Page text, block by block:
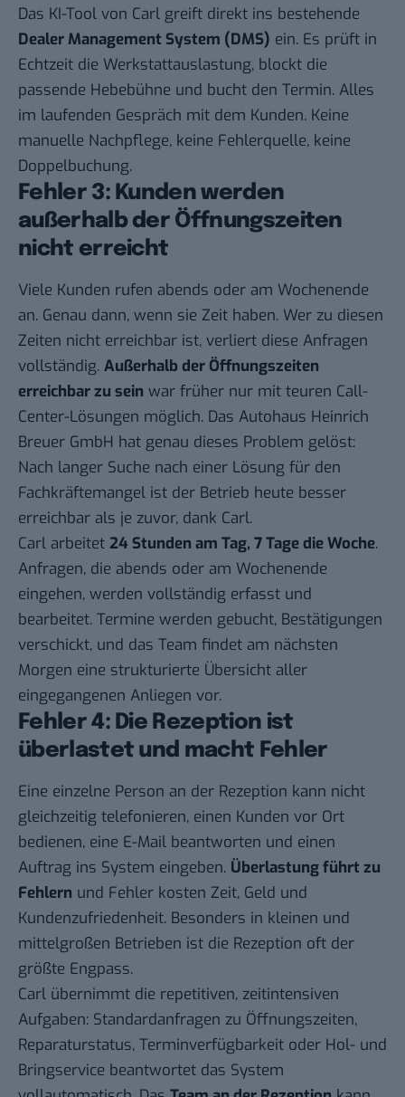
Das KI-Tool von Carl greift direkt ins bestehende
Dealer Management System (DMS) ein. Es prüft in
Echtzeit die Werkstattauslastung, blockt die
passende Hebebühne und bucht den Termin. Alles
im laufenden Gespräch mit dem Kunden. Keine
manuelle Nachpflege, keine Fehlerquelle, keine
Doppelbuchung.
Fehler 3: Kunden werden
außerhalb der Öffnungszeiten
nicht erreicht
Viele Kunden rufen abends oder am Wochenende
an. Genau dann, wenn sie Zeit haben. Wer zu diesen
Zeiten nicht erreichbar ist, verliert diese Anfragen
vollständig. Außerhalb der Öffnungszeiten
erreichbar zu sein war früher nur mit teuren Call-
Center-Lösungen möglich. Das Autohaus Heinrich
Breuer GmbH hat genau dieses Problem gelöst:
Nach langer Suche nach einer Lösung für den
Fachkräftemangel ist der Betrieb heute besser
erreichbar als je zuvor, dank Carl.
Carl arbeitet 24 Stunden am Tag, 7 Tage die Woche.
Anfragen, die abends oder am Wochenende
eingehen, werden vollständig erfasst und
bearbeitet. Termine werden gebucht, Bestätigungen
verschickt, und das Team findet am nächsten
Morgen eine strukturierte Übersicht aller
eingegangenen Anliegen vor.
Fehler 4: Die Rezeption ist
überlastet und macht Fehler
Eine einzelne Person an der Rezeption kann nicht
gleichzeitig telefonieren, einen Kunden vor Ort
bedienen, eine E-Mail beantworten und einen
Auftrag ins System eingeben. Überlastung führt zu
Fehlern und Fehler kosten Zeit, Geld und
Kundenzufriedenheit. Besonders in kleinen und
mittelgroßen Betrieben ist die Rezeption oft der
größte Engpass.
Carl übernimmt die repetitiven, zeitintensiven
Aufgaben: Standardanfragen zu Öffnungszeiten,
Reparaturstatus, Terminverfügbarkeit oder Hol- und
Bringservice beantwortet das System